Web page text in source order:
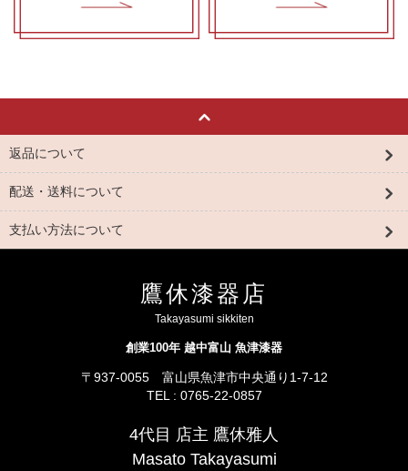
返品について
配送・送料について
支払い方法について
鷹休漆器店
Takayasumi sikkiten
創業100年 越中富山 魚津漆器
〒937-0055 富山県魚津市中央通り1-7-12
TEL : 0765-22-0857
4代目 店主 鷹休雅人
Masato Takayasumi